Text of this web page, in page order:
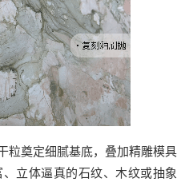
粒奠定细腻基底，叠加精雕模具
立体逼真的石纹、木纹或抽象